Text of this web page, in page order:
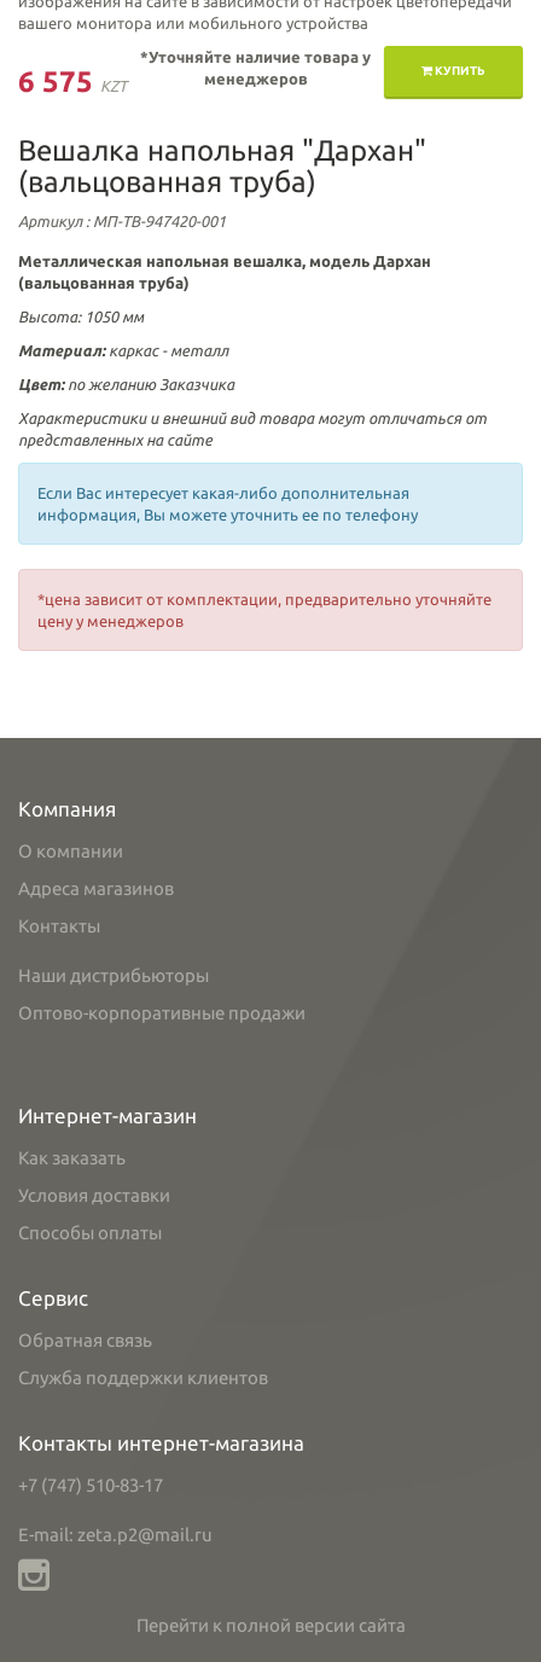
вашего монитора или мобильного устройства
6 575 KZT
КУПИТЬ
*Уточняйте наличие товара у
менеджеров
Вешалка напольная "Дархан"
(вальцованная труба)
Артикул: МП-ТВ-947420-001
Металлическая напольная вешалка, модель Дархан
(вальцованная труба)
Высота: 1050 мм
Материал: каркас - металл
Цвет:по желанию Заказчика
Характеристики и внешний вид товара могут отличаться от
представленных на сайте
Если Вас интересует какая-либо дополнительная
информация, Вы можете уточнить ее по телефону
*цена зависит от комплектации, предварительно уточняйте
цену у менеджеров
Компания
О компании
Адреса магазинов
Контакты
Наши дистрибьюторы
Оптово-корпоративные продажи
Интернет-магазин
Как заказать
Условия доставки
Способы оплаты
Сервис
Обратная связь
Служба поддержки клиентов
Контакты интернет-магазина
+7 (747) 510-83-17
E-mail: zeta.p2@mail.ru
Перейти к полной версии сайта